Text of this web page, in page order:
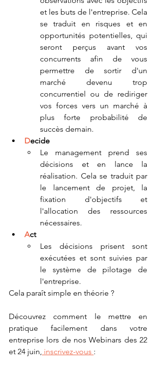
et les buts de l'entreprise. Cela
se traduit en risques et en
opportunités potentielles, qui
seront perçus avant vos
concurrents afin de vous
permettre de sortir d'un
marché devenu trop
concurrentiel ou de rediriger
vos forces vers un marché à
plus forte probabilité de
succès demain.
Decide
Le management prend ses
décisions et en lance la
réalisation. Cela se traduit par
le lancement de projet, la
fixation d'objectifs et
l'allocation des ressources
nécessaires.
Act
Les décisions prisent sont
exécutées et sont suivies par
le système de pilotage de
l'entreprise.
Cela paraît simple en théorie ?
Découvrez comment le mettre en
pratique facilement dans votre
entreprise lors de nos Webinars des 22
et 24 juin, inscrivez-vous :